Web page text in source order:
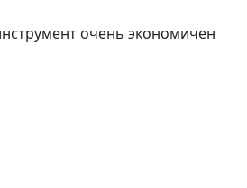
очень экономичен